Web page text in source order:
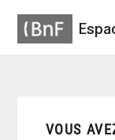
VOUS